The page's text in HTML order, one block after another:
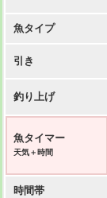
魚タイプ
引き
釣り上げ
魚タイマー
天気＋時間
時間帯